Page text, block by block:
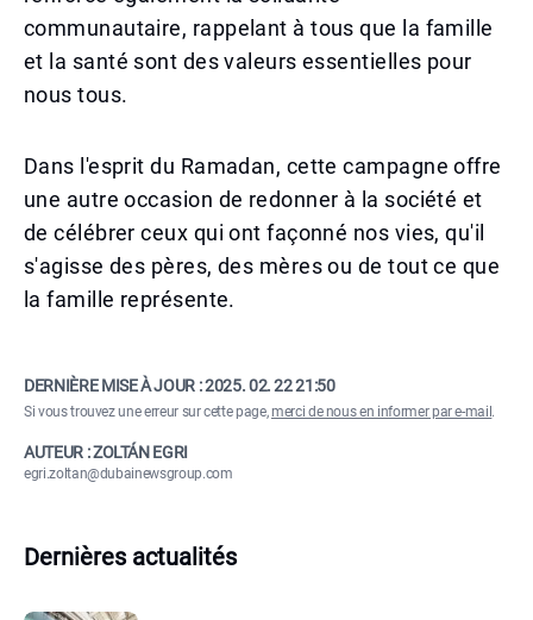
communautaire, rappelant à tous que la famille
et la santé sont des valeurs essentielles pour
nous tous.
Dans l'esprit du Ramadan, cette campagne offre
une autre occasion de redonner à la société et
de célébrer ceux qui ont façonné nos vies, qu'il
s'agisse des pères, des mères ou de tout ce que
la famille représente.
DERNIÈRE MISE À JOUR :2025. 02. 22 21:50
Si vous trouvez une erreur sur cette page,merci de nous en informer par e-mail .
AUTEUR : ZOLTÁN EGRI
egri.zoltan@dubainewsgroup.com
Dernières actualités